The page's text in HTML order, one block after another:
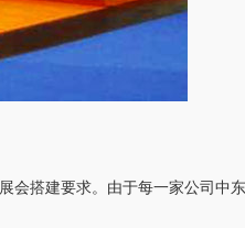
会搭建要求。由于每一家公司中